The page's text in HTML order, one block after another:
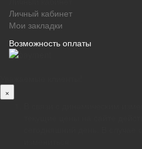
Личный кабинет
Мои закладки
Возможность оплаты
×